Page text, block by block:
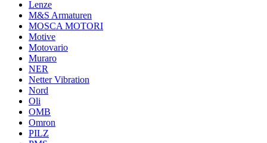
Lenze
M&S Armaturen
MOSCA MOTORI
Motive
Motovario
Muraro
NER
Netter Vibration
Nord
Oli
OMB
Omron
PILZ